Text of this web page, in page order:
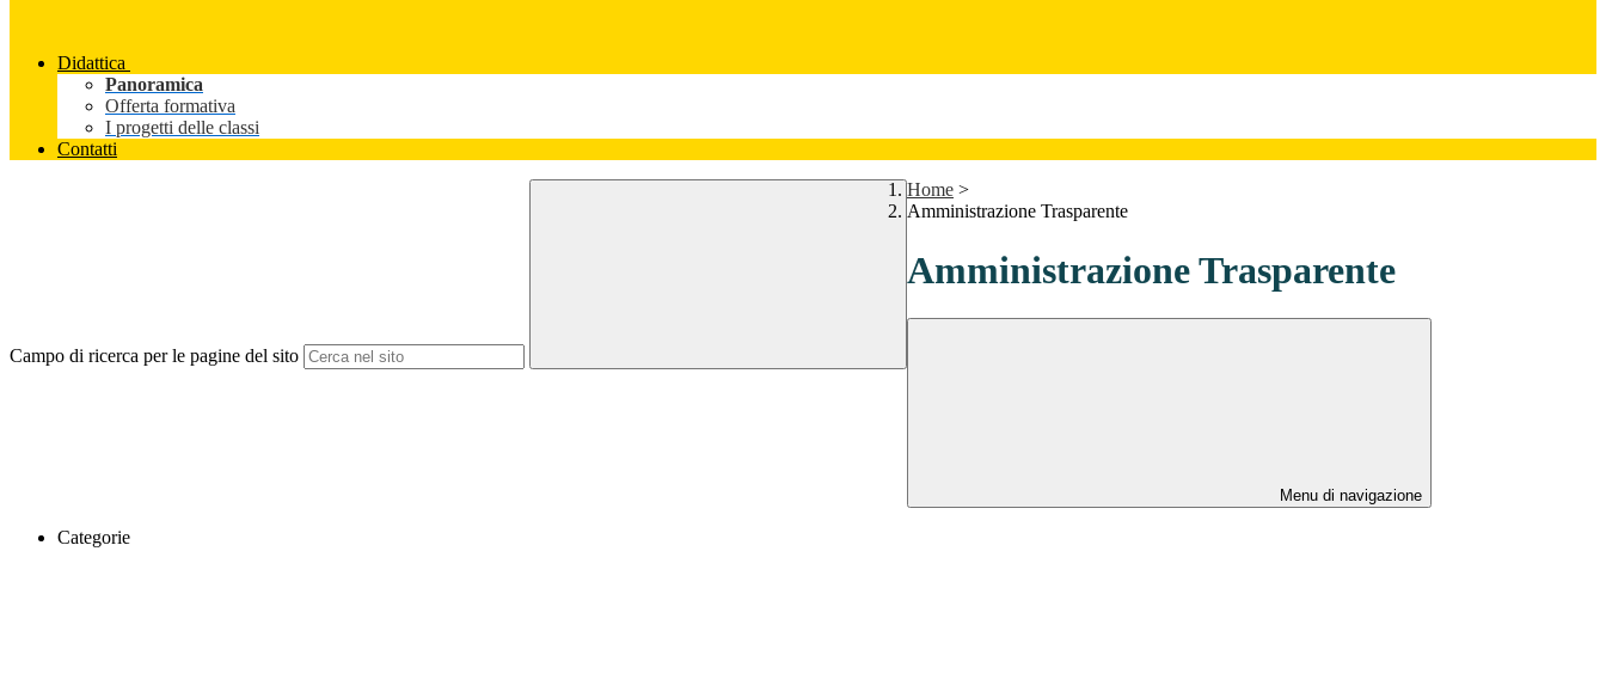
Didattica
Panoramica
Offerta formativa
I progetti delle classi
Contatti
Campo di ricerca per le pagine del sito
Home >
Amministrazione Trasparente
Amministrazione Trasparente
Menu di navigazione
Categorie